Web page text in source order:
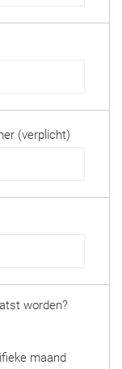
(verplicht)
worden?
maand